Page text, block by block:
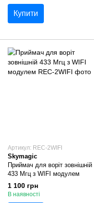
Купити
Артикул: REC-2WIFI
Skymagic
Приймач для воріт зовнішній
433 Мгц з WIFI модулем
1 100 грн
В наявності